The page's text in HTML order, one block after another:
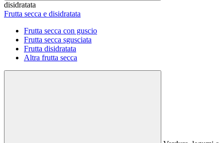
disidratata
Frutta secca e disidratata
Frutta secca con guscio
Frutta secca sgusciata
Frutta disidratata
Altra frutta secca